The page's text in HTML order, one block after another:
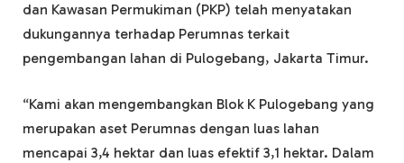
dan Kawasan Permukiman (PKP) telah menyatakan
dukungannya terhadap Perumnas terkait
pengembangan lahan di Pulogebang, Jakarta Timur.
“Kami akan mengembangkan Blok K Pulogebang yang
merupakan aset Perumnas dengan luas lahan
mencapai 3,4 hektar dan luas efektif 3,1 hektar. Dalam